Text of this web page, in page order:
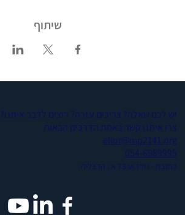
שיתוף
יש לכם שאלה? צריכים עזרה? רוצים לדבר איתנו?
צרו איתנו קשר באחת הדרכים הבאות
elior@mp2141.org
054-6989995
כתובת - נורדאו 73 א׳, הרצליה